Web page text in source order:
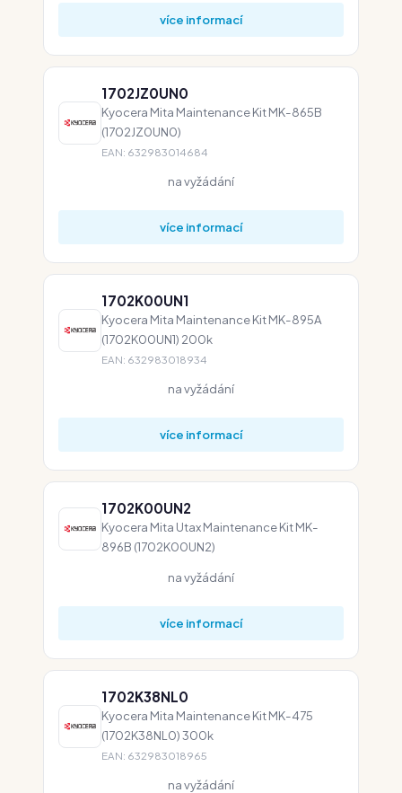
více informací
1702JZ0UN0
Kyocera Mita Maintenance Kit MK-865B
(1702JZ0UN0)
EAN: 632983014684
na vyžádání
více informací
1702K00UN1
Kyocera Mita Maintenance Kit MK-895A
(1702K00UN1) 200k
EAN: 632983018934
na vyžádání
více informací
1702K00UN2
Kyocera Mita Utax Maintenance Kit MK-
896B (1702K00UN2)
na vyžádání
více informací
1702K38NL0
Kyocera Mita Maintenance Kit MK-475
(1702K38NL0) 300k
EAN: 632983018965
na vyžádání